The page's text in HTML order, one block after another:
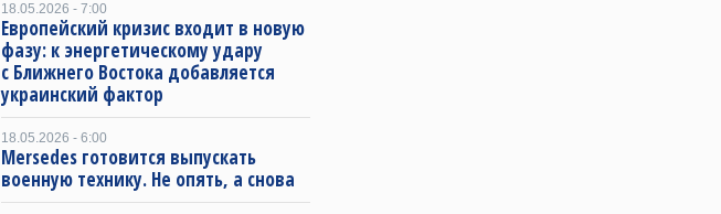
18.05.2026 - 7:00
Европейский кризис входит в новую
фазу: к энергетическому удару
с Ближнего Востока добавляется
украинский фактор
18.05.2026 - 6:00
Mersedes готовится выпускать
военную технику. Не опять, а снова